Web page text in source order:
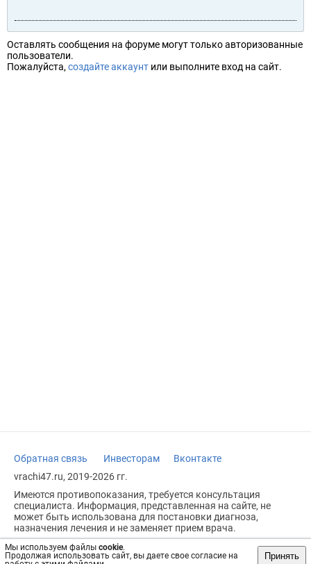
Мы используем файлы cookie.
Продолжая использовать сайт, вы даете свое согласие на
Принять
Оставлять сообщения на форуме могут только авторизованные
пользователи.
Пожалуйста, создайте аккаунт или выполните вход на сайт.
Обратная связь Инвесторам
Вконтакте
vrachi47.ru, 2019-2026 гг.
Имеются противопоказания, требуется консультация
специалиста. Информация, представленная на сайте, не
может быть использована для постановки диагноза,
назначения лечения и не заменяет прием врача.
Возрастное ограничение: 18+